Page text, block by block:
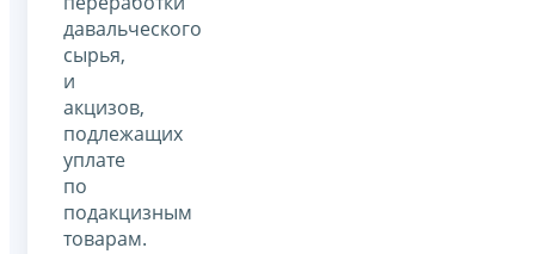
давальческого
сырья,
и
акцизов,
подлежащих
уплате
по
подакцизным
товарам.